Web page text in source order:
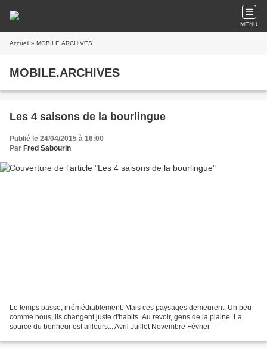
MENU
Accueil » MOBILE.ARCHIVES
MOBILE.ARCHIVES
Les 4 saisons de la bourlingue
Publié le 24/04/2015 à 16:00
Par Fred Sabourin
Le temps passe, irrémédiablement. Mais ces paysages demeurent. Un peu
comme nous, ils changent juste d'habits. Au revoir, gens de la plaine. La
source du bonheur est ailleurs... Avril Juillet Novembre Février